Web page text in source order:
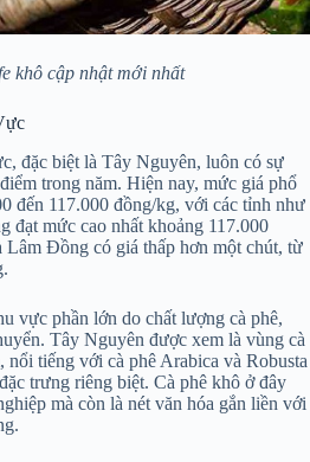
khô cập nhật mới nhất
đặc biệt là Tây Nguyên, luôn có sự
trong năm. Hiện nay, mức giá phổ
đến 117.000 đồng/kg, với các tỉnh như
mức cao nhất khoảng 117.000
Đồng có giá thấp hơn một chút, từ
vực phần lớn do chất lượng cà phê,
Tây Nguyên được xem là vùng cà
tiếng với cà phê Arabica và Robusta
trưng riêng biệt. Cà phê khô ở đây
mà còn là nét văn hóa gắn liền với